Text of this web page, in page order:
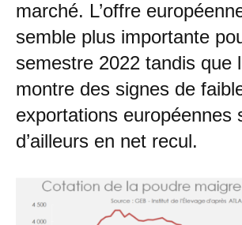
marché. L’offre
semble plus importante
semestre 2022 tandis que
montre des signes de
exportations européennes
d’ailleurs en net recul.